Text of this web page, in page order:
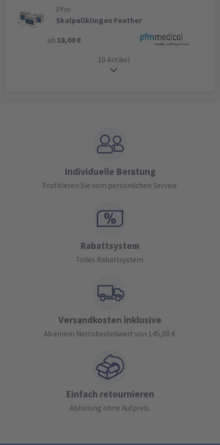
Pfm
Skalpellklingen Feather
ab 18,00 €
10 Artikel
Individuelle Beratung
Profitieren Sie vom persönlichen Service.
Rabattsystem
Tolles Rabattsystem.
Versandkosten inklusive
Ab einem Nettobestellwert von 145,00 €.
Einfach retournieren
Abholung ohne Aufpreis.